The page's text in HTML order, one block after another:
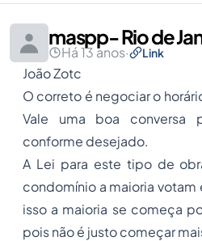
maspp- Rio de
Há 13 anos· Link
João Zotc
O correto é negociar o
Vale uma boa conversa
conforme desejado.
A Lei para este tipo de
condomínio a maioria
isso a maioria se começa
pois não é justo começar